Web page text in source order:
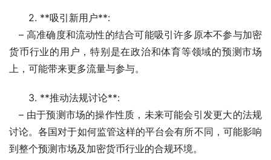
2. **吸引新用户**:
货币行业的用户，特别是在政治和体育等领域的预测市场
上，可能带来更多流量与参与。
3. **推动法规讨论**:
讨论。各国对于如何监管这样的平台会有所不同，可能影响
到整个预测市场及加密货币行业的合规环境。